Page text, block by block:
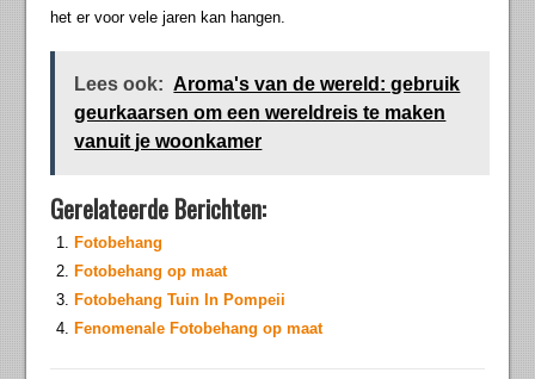
het er voor vele jaren kan hangen.
Lees ook: Aroma's van de wereld: gebruik
geurkaarsen om een wereldreis te maken
vanuit je woonkamer
Gerelateerde Berichten:
Fotobehang
Fotobehang op maat
Fotobehang Tuin In Pompeii
Fenomenale Fotobehang op maat